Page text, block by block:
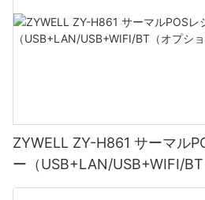
ZYWELL ZY-H861 サーマル
ー（USB+LAN/USB+WIFI/
応）ブラック